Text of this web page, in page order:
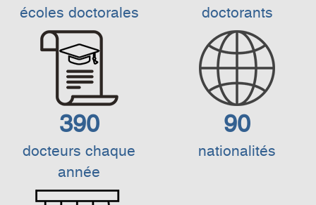
écoles doctorales doctorants
390
docteurs chaque
année
90
nationalités